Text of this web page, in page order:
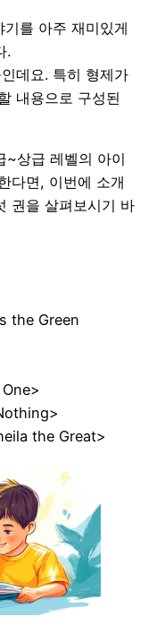
를 아주 재미있게
.
데요. 특히 형제가
내용으로 구성된
~상급 레벨의 아이
다면, 이번에 소개
권을 살펴보시기 바
the Green
the Great>